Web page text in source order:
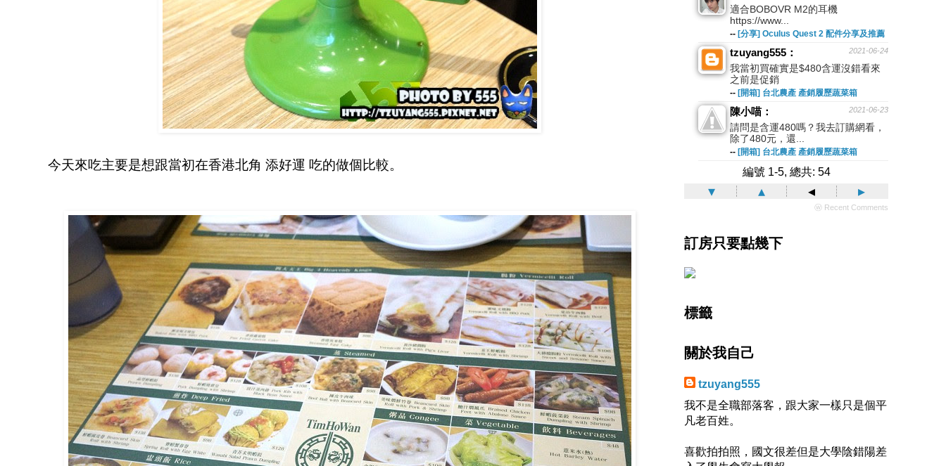
今天來吃主要是想跟當初在香港北角 添好運 吃的做個比較。
適合BOBOVR M2的耳機
https://www...
-- [分享] Oculus Quest 2 配件分享及推薦
2021-06-24
tzuyang555：
我當初買確實是$480含運沒錯看來
之前是促銷
-- [開箱] 台北農產 產銷履歷蔬菜箱
2021-06-23
陳小喵：
請問是含運480嗎？我去訂購網看，
除了480元，還...
-- [開箱] 台北農產 產銷履歷蔬菜箱
編號 1-5, 總共: 54
▾ ▴ ◂ ▸
ⓦ Recent Comments
訂房只要點幾下
標籤
關於我自己
tzuyang555
我不是全職部落客，跟大家一樣只是個平
凡老百姓。
喜歡拍拍照，國文很差但是大學陰錯陽差